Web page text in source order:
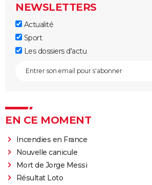
NEWSLETTERS
Actualité
Sport
Les dossiers d'actu
EN CE MOMENT
Incendies en France
Nouvelle canicule
Mort de Jorge Messi
Résultat Loto